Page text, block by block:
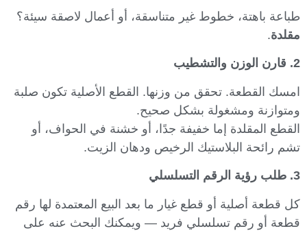
طباعة باهتة، خطوط غير متناسقة، أو أعمال لاصقة سيئة؟
مقلدة.
2. قارن الوزن والتشطيب
امسك القطعة. تحقق من وزنها. القطع الأصلية تكون صلبة
ومتوازنة ومشغولة بشكل صحيح.
القطع المقلدة إما خفيفة جدًا، أو خشنة في الحواف، أو
تشم رائحة البلاستيك الرخيص ودهان الزيت.
3. طلب رؤية الرقم التسلسلي
كل قطعة أصلية أو قطع غيار ما بعد البيع المعتمدة لها رقم
قطعة أو رقم تسلسلي فريد — ويمكنك البحث عنه على